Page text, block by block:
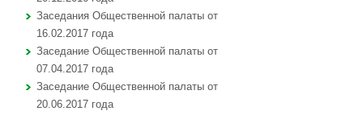
Заседания Общественной палаты от
16.02.2017 года
Заседание Общественной палаты от
07.04.2017 года
Заседание Общественной палаты от
20.06.2017 года